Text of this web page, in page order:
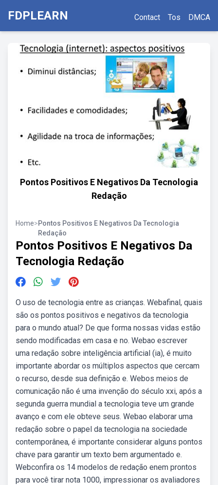
FDPLEARN Contact Tos DMCA
Pontos Positivos E Negativos Da Tecnologia
Redação
Home>Pontos Positivos E Negativos Da Tecnologia
Redação
Pontos Positivos E Negativos Da
Tecnologia Redação
O uso de tecnologia entre as crianças. Webafinal, quais
são os pontos positivos e negativos da tecnologia
para o mundo atual? De que forma nossas vidas estão
sendo modificadas em casa e no. Webao escrever
uma redação sobre inteligência artificial (ia), é muito
importante abordar os múltiplos aspectos que cercam
o recurso, desde sua definição e. Webos meios de
comunicação não é uma invenção do século xxi, após a
segunda guerra mundial a tecnologia teve um grande
avanço e com ele obteve seus. Webao elaborar uma
redação sobre o papel da tecnologia na sociedade
contemporânea, é importante considerar alguns pontos
chave para garantir um texto bem argumentado e.
Webconfira os 14 modelos de redação enem prontos
para você tirar nota 1000, impressionar os avaliadores